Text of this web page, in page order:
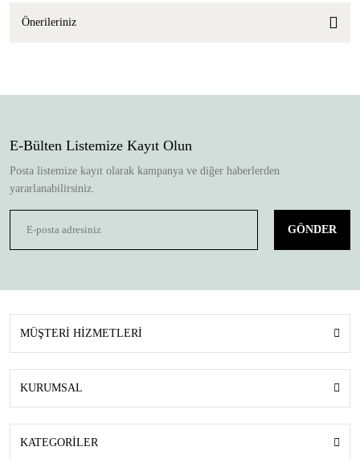
Önerileriniz
E-Bülten Listemize Kayıt Olun
Posta listemize kayıt olarak kampanya ve diğer haberlerden
yararlanabilirsiniz.
GÖNDER
MÜŞTERİ HİZMETLERİ
KURUMSAL
KATEGORİLER